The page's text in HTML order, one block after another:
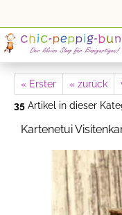
« Erster « zurück
35 Artikel in dieser
Kartenetui